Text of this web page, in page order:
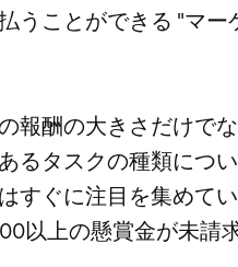
うことができる "マー
報酬の大きさだけで
るタスクの種類につ
すぐに注目を集めて
以上の懸賞金が未請